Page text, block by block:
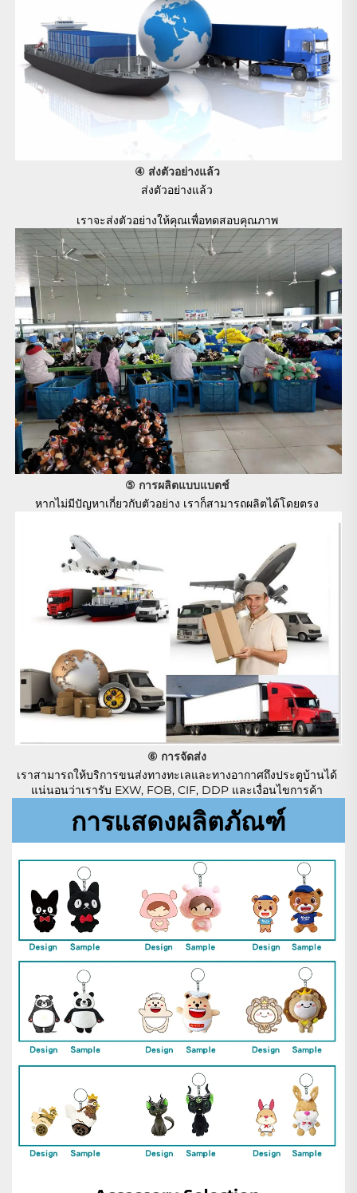
④ ส่งตัวอย่างแล้ว
ส่งตัวอย่างแล้ว
เราจะส่งตัวอย่างให้คุณเพื่อทดสอบคุณภาพ
⑤ การผลิตแบบแบตช์
หากไม่มีปัญหาเกี่ยวกับตัวอย่าง เราก็สามารถผลิตได้โดยตรง
⑥ การจัดส่ง
เราสามารถให้บริการขนส่งทางทะเลและทางอากาศถึงประตูบ้านได้
แน่นอนว่าเรารับ EXW, FOB, CIF, DDP และเงื่อนไขการค้า
การแสดงผลิตภัณฑ์